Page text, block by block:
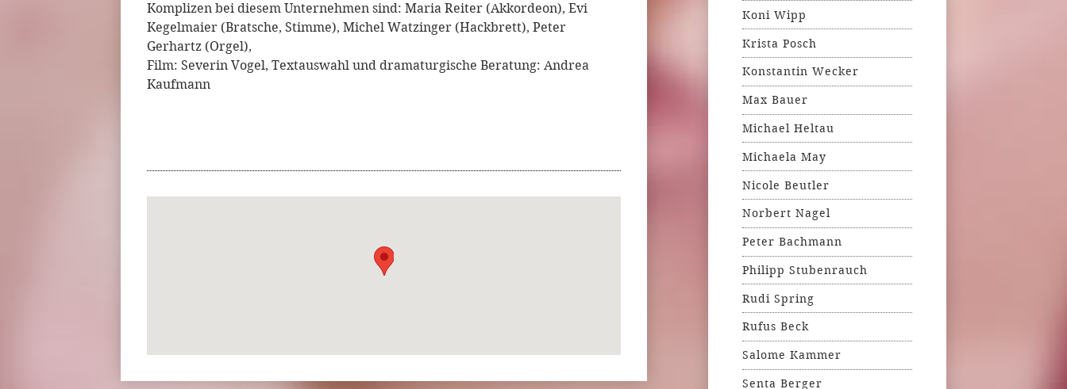
Komplizen bei diesem Unternehmen sind: Maria Reiter (Akkordeon), Evi
Kegelmaier (Bratsche, Stimme), Michel Watzinger (Hackbrett), Peter
Gerhartz (Orgel),
Film: Severin Vogel, Textauswahl und dramaturgische Beratung: Andrea
Kaufmann
Koni Wipp
Krista Posch
Konstantin Wecker
Max Bauer
Michael Heltau
Michaela May
Nicole Beutler
Norbert Nagel
Peter Bachmann
Philipp Stubenrauch
Rudi Spring
Rufus Beck
Salome Kammer
Senta Berger